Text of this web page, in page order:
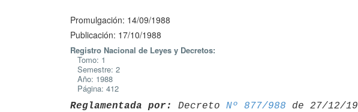
Promulgación: 14/09/1988
Publicación: 17/10/1988
Registro Nacional de Leyes y Decretos:
Tomo: 1
Semestre: 2
Año: 1988
Página: 412
Reglamentada por: Decreto Nº 877/988